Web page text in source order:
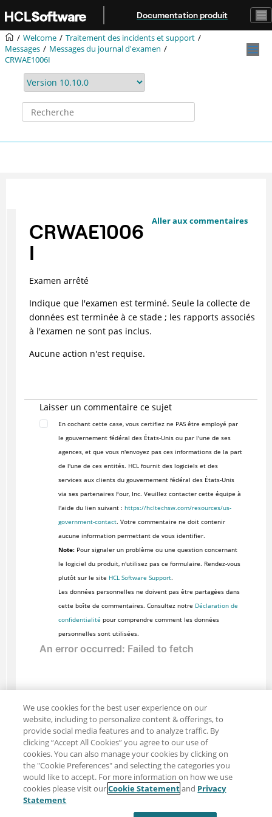
Aller au contenu principal
Documentation produit
Welcome
Traitement des incidents et support
Messages
Messages du journal d'examen
CRWAE1006I
Aller aux commentaires
CRWAE1006
I
Examen arrêté
Indique que l'examen est terminé. Seule la collecte de
données est terminée à ce stade ; les rapports associés
à l'examen ne sont pas inclus.
Aucune action n'est requise.
Laisser un commentaire ce sujet
En cochant cette case, vous certifiez ne PAS être employé par
le gouvernement fédéral des États-Unis ou par l'une de ses
agences, et que vous n'envoyez pas ces informations de la part
de l'une de ces entités. HCL fournit des logiciels et des
services aux clients du gouvernement fédéral des États-Unis
via ses partenaires Four, Inc. Veuillez contacter cette équipe à
l'aide du lien suivant : https://hcltechsw.com/resources/us-
government-contact. Votre commentaire ne doit contenir
aucune information permettant de vous identifier.
Note:Pour signaler un problème ou une question concernant
le logiciel du produit, n'utilisez pas ce formulaire. Rendez-vous
plutôt sur le site HCL Software Support.
Les données personnelles ne doivent pas être partagées dans
cette boîte de commentaires. Consultez notre Déclaration de
confidentialité pour comprendre comment les données
personnelles sont utilisées.
Partager : Courriel
Twitter
Clause de non-responsabilité
Intimité
We use cookies for the best user experience on our
website, including to personalize content & offerings, to
provide social media features and to analyze traffic. By
clicking “Accept All Cookies” you agree to our use of
cookies. You can also manage your cookies by clicking on
the "Cookie Preferences" and selecting the categories you
would like to accept. For more information on how we use
cookies please visit ourCookie Statementand Privacy
Statement